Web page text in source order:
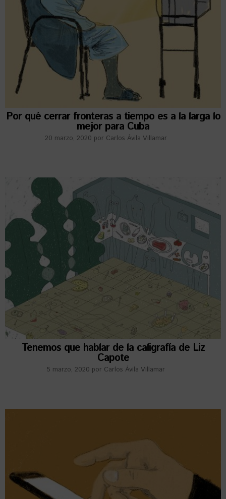
Por qué cerrar fronteras a tiempo es a la larga lo
mejor para Cuba
20 marzo, 2020 por Carlos Ávila Villamar
Tenemos que hablar de la caligrafía de Liz
Capote
5 marzo, 2020 por Carlos Ávila Villamar